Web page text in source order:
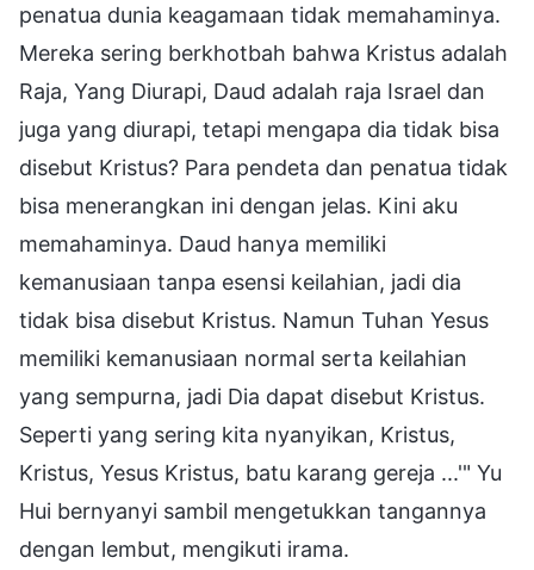
penatua dunia keagamaan tidak memahaminya.
Mereka sering berkhotbah bahwa Kristus adalah
Raja, Yang Diurapi, Daud adalah raja Israel dan
juga yang diurapi, tetapi mengapa dia tidak bisa
disebut Kristus? Para pendeta dan penatua tidak
bisa menerangkan ini dengan jelas. Kini aku
memahaminya. Daud hanya memiliki
kemanusiaan tanpa esensi keilahian, jadi dia
tidak bisa disebut Kristus. Namun Tuhan Yesus
memiliki kemanusiaan normal serta keilahian
yang sempurna, jadi Dia dapat disebut Kristus.
Seperti yang sering kita nyanyikan, Kristus,
Kristus, Yesus Kristus, batu karang gereja ...'" Yu
Hui bernyanyi sambil mengetukkan tangannya
dengan lembut, mengikuti irama.